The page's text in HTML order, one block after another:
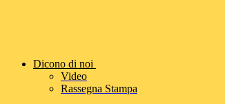
Dicono di noi
Video
Rassegna Stampa